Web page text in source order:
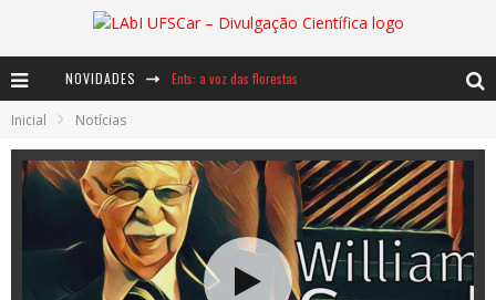
NOVIDADES Ents: a voz das florestas
Baú de Histórias - A jamais imaginada aventura com os moinhos de vento
Inicial Notícias